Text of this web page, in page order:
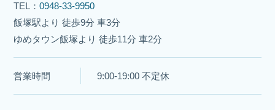
TEL：0948-33-9950
飯塚駅より 徒歩9分 車3分
ゆめタウン飯塚より 徒歩11分 車2分
営業時間 9:00-19:00 不定休